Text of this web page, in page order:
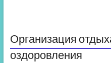
Организация
оздоровления